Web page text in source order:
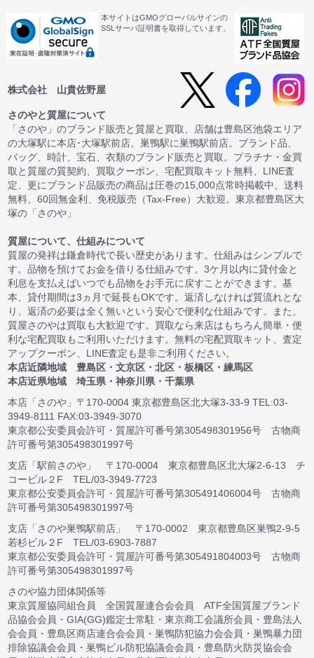
本サイトはGMOグローバルサインの
SSLサーバ証明書を取得しています。
株式会社 山貴佐野屋
さのやと質屋について
「さのや」のブランド販売と質屋と買取、店舗は豊島区池袋エリア
の大塚駅に本店･大塚駅前店。巣鴨駅に巣鴨駅前店。ブランド品、
バッグ、時計、宝石、衣類のブランド販売と買取。プラチナ・金買
取と質屋の質契約、買取クーポン、宅配買取キット無料、LINE査
定、更にブランド品販売の商品は圧巻の15,000点常時掲載中、送料
無料、60回無金利、免税販売（Tax-Free）大歓迎。東京都豊島区大
塚の「さのや」
質屋について、仕組みについて
質屋の発祥は鎌倉時代で長い歴史があります。仕組みはシンプルで
す。品物を預けてお金を借りる仕組みです。3ケ月以内に貸付金と
利息を支払えばいつでも品物をお手元に戻すことができます。基
本、貸付期間は3ヵ月で延長もOKです。返済しなければ質流れとな
り、返済の必要は全く無いという安心で便利な仕組みです。また、
質屋さのやは買取も大歓迎です。買取なら来店はもちろん簡単・便
利な宅配買取もご利用いただけます。無料の宅配買取キット、査定
アップクーポン、LINE査定も是非ご利用ください。
本店近隣地域 豊島区・文京区・北区・板橋区・練馬区
本店近県地域 埼玉県・神奈川県・千葉県
本店「さのや」〒170-0004 東京都豊島区北大塚3-33-9 TEL:03-
3949-8111 FAX:03-3949-3070
東京都公安委員会許可・質屋許可番号第305498301956号 古物商
許可番号第305498301997号
支店「駅前さのや」 〒170-0004 東京都豊島区北大塚2-6-13 チ
コービル２F TEL/03-3949-7723
東京都公安委員会許可・質屋許可番号第305491406004号 古物商
許可番号第305498301997号
支店「さのや巣鴨駅前店」 〒170-0002 東京都豊島区巣鴨2-9-5
若杉ビル２F TEL/03-6903-7887
東京都公安委員会許可・質屋許可番号第305491804003号 古物商
許可番号第305498301997号
さのや協力団体関係等
東京質屋協同組合員 全国質屋連合会会員 ATF全国質屋ブランド
品協会会員・GIA(GG)鑑定士常駐・東京商工会議所会員・豊島法人
会会員・豊島区商店連合会会員・巣鴨防犯協力会会員・巣鴨暴力団
排除協議会会員・巣鴨ビル防犯協議会会員・豊島防火防災協会会